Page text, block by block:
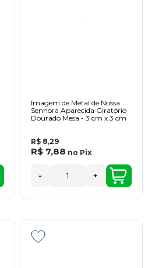
Imagem de Metal de Nossa
Senhora Aparecida Giratório
Dourado Mesa - 3 cm x 3 cm
R$ 8,29
R$ 7,88 no Pix
- +